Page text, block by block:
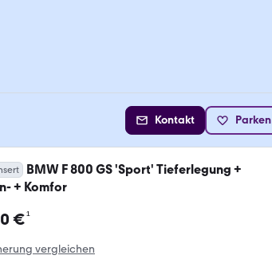
Kontakt Parken
BMW F 800 GS 'Sport' Tieferlegung +
+ Komfor
€¹
vergleichen